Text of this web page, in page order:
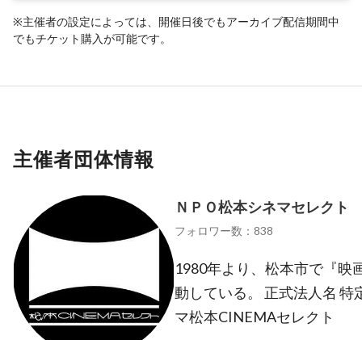
※主催者の設定によっては、開催日後でもアーカイブ配信期間中
でもチケット購入が可能です。
主催者団体情報
ＮＰＯ松本シネマセレクト
フォロワー数：838
1980年より、松本市で『映
動している。 正式法人名
マ松本CINEMAセレクト